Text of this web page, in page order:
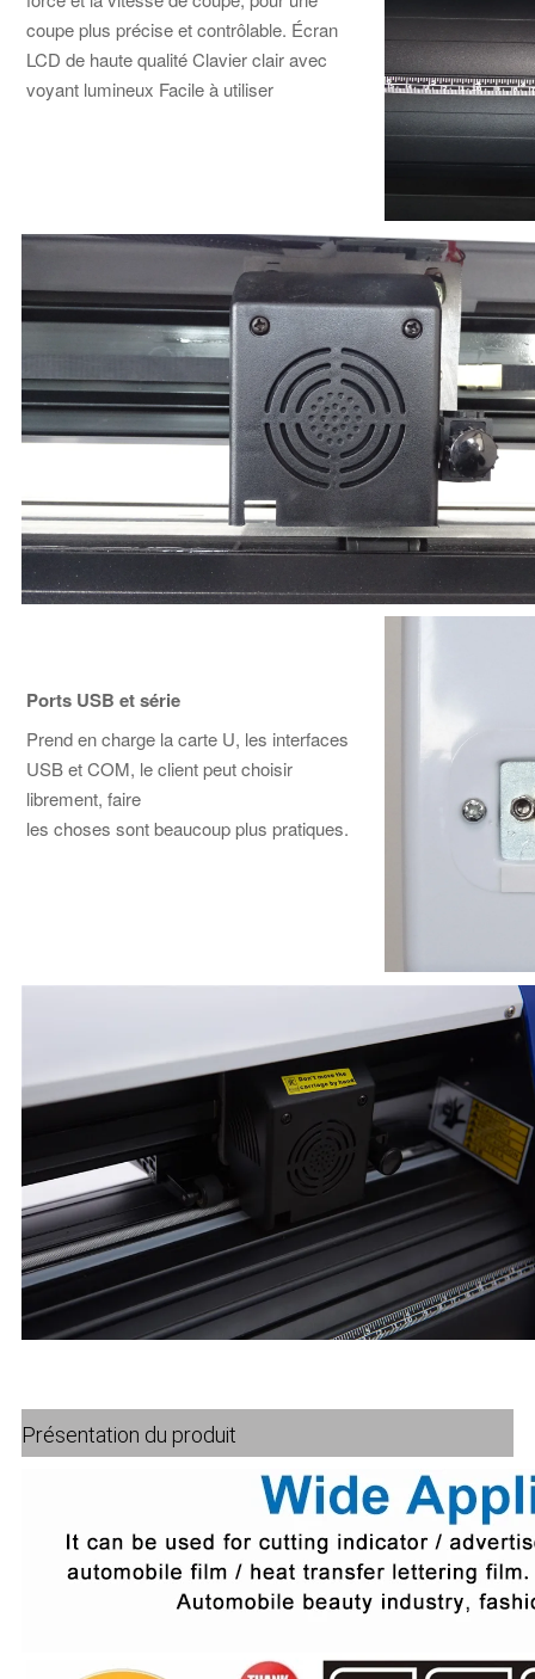
coupe plus précise et contrôlable. Écran
LCD de haute qualité Clavier clair avec
voyant lumineux Facile à utiliser
Ports USB et série
Prend en charge la carte U, les interfaces
USB et COM, le client peut choisir
librement, faire
les choses sont beaucoup plus pratiques.
Présentation du produit